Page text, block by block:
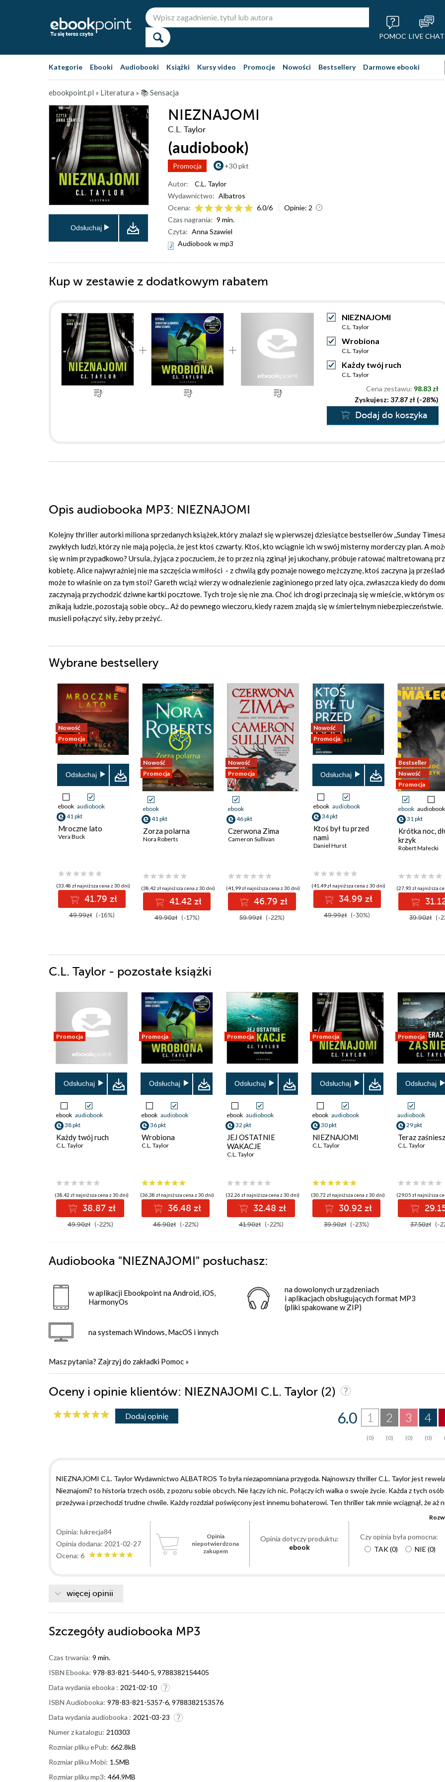
POMOC LIVE CHAT
Kategorie Ebooki Audiobooki Książki Kursy video Promocje Nowości Bestsellery Darmowe ebooki
ebookpoint.pl » Literatura » 📚 Sensacja
NIEZNAJOMI
C.L. Taylor
(audiobook)
Promocja +30 pkt
Odsłuchaj
Autor:
C.L. Taylor
Wydawnictwo: Albatros
Ocena:
6.0/6 Opinie: 2
Czas nagrania: 9 min.
Czyta: Anna Szawiel
Audiobook w mp3
Kup w zestawie z dodatkowym rabatem
NIEZNAJOMI
C.L. Taylor
Wrobiona
C.L. Taylor
Każdy twój ruch
C.L. Taylor
Cena zestawu: 98.83 zł
Zyskujesz: 37.87 zł (-28%)
Dodaj do koszyka
Opis audiobooka MP3: NIEZNAJOMI
Kolejny thriller autorki miliona sprzedanych książek, który znalazł się w pierwszej dziesiątce bestsellerów ,,Sunday
zwykłych ludzi, którzy nie mają pojęcia, że jest ktoś czwarty. Ktoś, kto wciągnie ich w swój misterny morderczy plan. A
się w nim przypadkowo? Ursula, żyjąca z poczuciem, że to przez nią zginął jej ukochany, próbuje ratować maltretowaną
kobietę. Alice najwyraźniej nie ma szczęścia w miłości ­ - z chwilą gdy poznaje nowego mężczyznę, ktoś zaczyna ją
może to właśnie on za tym stoi? Gareth wciąż wierzy w odnalezienie zaginionego przed laty ojca, zwłaszcza kiedy do
zaczynają przychodzić dziwne kartki pocztowe. Tych troje się nie zna. Choć ich drogi przecinają się w mieście, w którym
znikają ludzie, pozostają sobie obcy... Aż do pewnego wieczoru, kiedy razem znajdą się w śmiertelnym niebezpieczeństwie.
musieli połączyć siły, żeby przeżyć.
Wybrane bestsellery
Nowość
Promocja
Odsłuchaj
ebook audiobook
41 pkt
Mroczne lato
Vera Buck
(33,48 zł najniższa cena z 30 dni)
41.79 zł
49.99zł (-16%)
Nowość
Promocja
ebook
41 pkt
Zorza polarna
Nora Roberts
(38,42 zł najniższa cena z 30 dni)
41.42 zł
49.90zł (-17%)
Nowość
Promocja
ebook
46 pkt
Czerwona Zima
Cameron Sullivan
(41,99 zł najniższa cena z 30 dni)
46.79 zł
59.99zł (-22%)
Nowość
Promocja
Odsłuchaj
ebook audiobook
34 pkt
Ktoś był tu przed
nami
Daniel Hurst
(41,49 zł najniższa cena z 30 dni)
34.99 zł
49.99zł (-30%)
Bestseller
Nowość
Promocja
ebook audiobook
31 pkt
Krótka noc,
krzyk
Robert Małecki
(27,93 zł najniższa
39.90zł (-
C.L. Taylor - pozostałe książki
Promocja
Odsłuchaj
ebook audiobook
38 pkt
Każdy twój ruch
C.L. Taylor
(38,42 zł najniższa cena z 30 dni)
38.87 zł
49.90zł (-22%)
Promocja
Odsłuchaj
ebook audiobook
36 pkt
Wrobiona
C.L. Taylor
(36,38 zł najniższa cena z 30 dni)
36.48 zł
46.90zł (-22%)
Promocja
Odsłuchaj
ebook audiobook
32 pkt
JEJ OSTATNIE
WAKACJE
C.L. Taylor
(32,26 zł najniższa cena z 30 dni)
32.48 zł
41.90zł (-22%)
Promocja
Odsłuchaj
ebook audiobook
30 pkt
NIEZNAJOMI
C.L. Taylor
(30,72 zł najniższa cena z 30 dni)
30.92 zł
39.90zł (-23%)
Promocja
Odsłuchaj
audiobook
29 pkt
Teraz zaśniesz
C.L. Taylor
(29,05 zł najniższa
37.50zł (-
Audiobooka "NIEZNAJOMI" posłuchasz:
w aplikacji Ebookpoint na Android, iOS,
HarmonyOs
na systemach Windows, MacOS i innych
na dowolonych urządzeniach
i aplikacjach obsługujących format MP3
(pliki spakowane w ZIP)
Masz pytania? Zajrzyj do zakładki Pomoc »
Oceny i opinie klientów: NIEZNAJOMI C.L. Taylor (2)
Dodaj opinię 4
(0)
3
(0)
2
(0)
1
(0)
6.0
NIEZNAJOMI C.L. Taylor Wydawnictwo ALBATROS To była niezapomniana przygoda. Najnowszy thriller C.L. Taylor jest
Nieznajomi? to historia trzech osób, z pozoru sobie obcych. Nie łączy ich nic. Połączy ich walka o swoje życie. Każda z tych osób
przeżywa i przechodzi trudne chwile. Każdy rozdział poświęcony jest innemu bohaterowi. Ten thriller tak mnie wciągnął, że aż
mogłam się od niego oderwać. Czytała go moja mama i również miała takie same odczucia. Po prostu tej książki nie można
rozwódka, szuka swojej drugiej miłości. Pozna pewnego człowieka. Tylko czy on jest tym za kogo się podaje? Ta osoba stanie się
przyczyną niespodziewanych zdarzeń. Nie zawsze dobrych. Ostro namiesza w życiu całej trójki bohaterów. Alice to moja
naszych bohaterów. Chce ich zniszczyć? Dlaczego? W mieście znikają kolejni mężczyźni. Co jest tego przyczyną? Czy to ma coś
czas. Nie da się od niej oderwać. Polecam, polecam i jeszcze raz polecam. Moja ocena 10/10.
Opinia: lukrecja84
Opinia dodana: 2021-02-27
Ocena: 6
Opinia
niepotwierdzona
zakupem
Opinia dotyczy produktu:
ebook
Czy opinia była pomocna:
TAK(0) NIE (0)
więcej opinii
Szczegóły audiobooka MP3
Czas trwania: 9 min.
ISBN Ebooka: 978-83-821-5440-5, 9788382154405
Data wydania ebooka : 2021-02-10
ISBN Audiobooka: 978-83-821-5357-6, 9788382153576
Data wydania audiobooka : 2021-03-23
Numer z katalogu: 210303
Rozmiar pliku ePub: 662.8kB
Rozmiar pliku Mobi: 1.5MB
Rozmiar pliku mp3: 464.9MB